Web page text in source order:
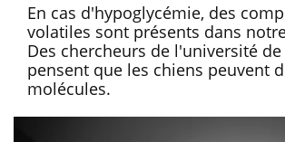
En cas d'hypoglycémie, des
volatiles sont présents dans
Des chercheurs de l'université
pensent que les chiens peuvent
molécules.